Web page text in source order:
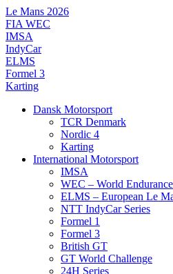
Videre
til
indhold
Le Mans 2026
FIA WEC
IMSA
IndyCar
ELMS
Formel 3
Karting
Dansk Motorsport
TCR Denmark
Nordic 4
Karting
International Motorsport
IMSA
WEC – World
ELMS – European Le
NTT IndyCar Series
Formel 1
Formel 3
British GT
GT World Challenge
24H Series